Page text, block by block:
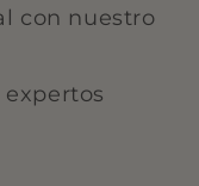
con nuestro